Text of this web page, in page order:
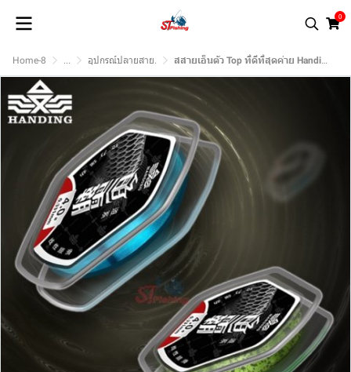
0
Home-8 ... อุปกรณ์ปลายสาย. สสายเอ็นตัว Top ที่ดีที่สุดค่าย Handing เกิดมาเพื่อคันชิงหลิวโดยเฉพาะ (50 M)